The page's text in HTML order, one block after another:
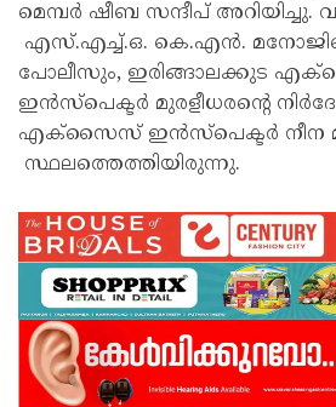
മെമ്പർ ഷീബ സന്ദീപ് അറിയിച്ചു.
എസ്.എച്ച്.ഒ. കെ.എൻ.
പോലീസും, ഇരിങ്ങാലക്കുട
ഇൻസ്‌പെക്ടർ മുരളീധരന്റെ
എക്‌സൈസ് ഇൻസ്‌പെക്ടർ നീന
സ്ഥലത്തെത്തിയിരുന്നു.